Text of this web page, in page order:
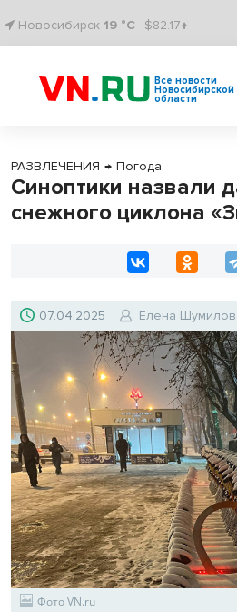
Новосибирск 19 °C $82.17↑
Все новости
Новосибирской
области
РАЗВЛЕЧЕНИЯ → Погода
Синоптики назвали
снежного циклона
07.04.2025 Елена
Фото VN.ru